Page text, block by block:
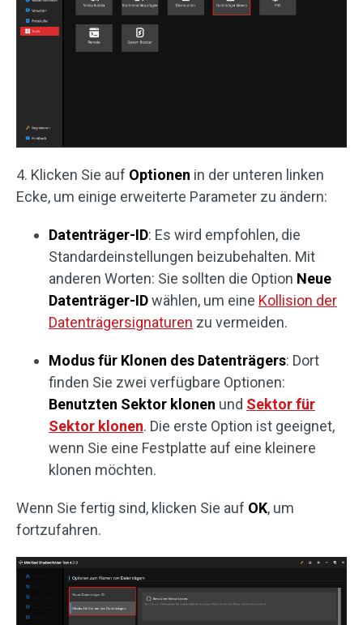
4. Klicken Sie auf Optionen in der unteren linken
Ecke, um einige erweiterte Parameter zu ändern:
Datenträger-ID: Es wird empfohlen, die
Standardeinstellungen beizubehalten. Mit
anderen Worten: Sie sollten die Option Neue
Datenträger-IDwählen, um eine Kollision der
Datenträgersignaturen zu vermeiden.
Modus für Klonen des Datenträgers: Dort
finden Sie zwei verfügbare Optionen:
Benutzten Sektor klonen und Sektor für
Sektor klonen. Die erste Option ist geeignet,
wenn Sie eine Festplatte auf eine kleinere
klonen möchten.
Wenn Sie fertig sind, klicken Sie auf OK, um
fortzufahren.